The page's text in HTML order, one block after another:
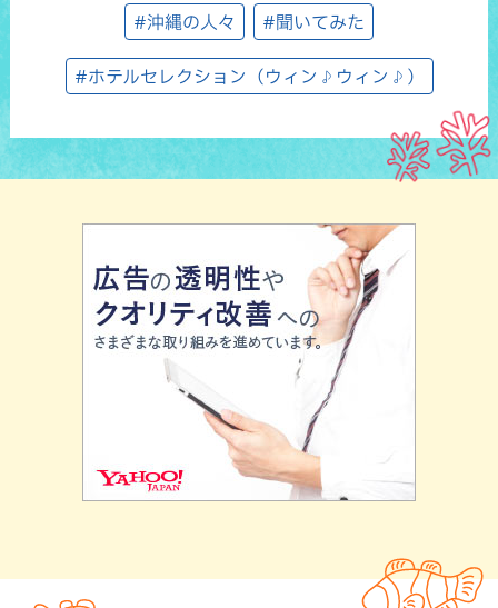
#沖縄の人々 #聞いてみた
#ホテルセレクション（ウィン♪ウィン♪）